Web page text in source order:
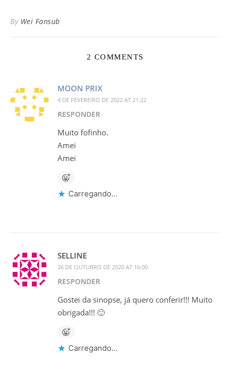
By Wei Fansub
2 COMMENTS
MOON PRIX
4 DE FEVEREIRO DE 2022 AT 21:22
RESPONDER
Muito fofinho.
Amei
Amei
Carregando...
SELLINE
26 DE OUTUBRO DE 2020 AT 16:00
RESPONDER
Gostei da sinopse, já quero conferir!!! Muito
obrigada!!! 🙂
Carregando...